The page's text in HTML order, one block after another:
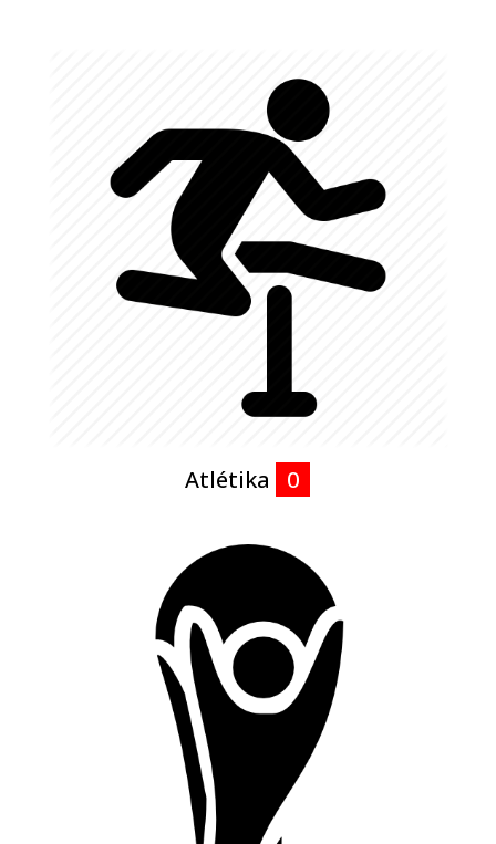
Atlétika 0